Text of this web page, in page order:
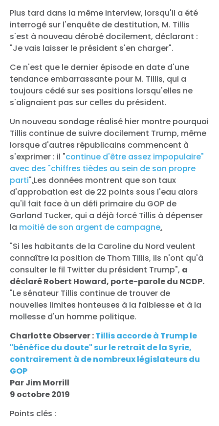
Plus tard dans la même interview, lorsqu'il a été
interrogé sur l'enquête de destitution, M. Tillis
s'est à nouveau dérobé docilement, déclarant :
"Je vais laisser le président s'en charger".
Ce n'est que le dernier épisode en date d'une
tendance embarrassante pour M. Tillis, qui a
toujours cédé sur ses positions lorsqu'elles ne
s'alignaient pas sur celles du président.
Un nouveau sondage réalisé hier montre pourquoi
Tillis continue de suivre docilement Trump, même
lorsque d'autres républicains commencent à
s'exprimer : il "continue d'être assez impopulaire"
avec des "chiffres tièdes au sein de son propre
parti".Les données montrent que son taux
d'approbation est de 22 points sous l'eau alors
qu'il fait face à un défi primaire du GOP de
Garland Tucker, qui a déjà forcé Tillis à dépenser
la moitié de son argent de campagne.
"Si les habitants de la Caroline du Nord veulent
connaître la position de Thom Tillis, ils n'ont qu'à
consulter le fil Twitter du président Trump", a
déclaré Robert Howard, porte-parole du NCDP.
"Le sénateur Tillis continue de trouver de
nouvelles limites honteuses à la faiblesse et à la
mollesse d'un homme politique.
Charlotte Observer :Tillis accorde à Trump le
"bénéfice du doute" sur le retrait de la Syrie,
contrairement à de nombreux législateurs du
GOP
Par Jim Morrill
9 octobre 2019
Points clés :